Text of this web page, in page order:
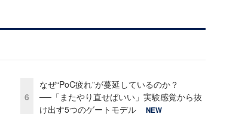
6
なぜ“PoC疲れ”が蔓延しているのか？
──「またやり直せばいい」実験感覚から抜
け出す5つのゲートモデル
NEW